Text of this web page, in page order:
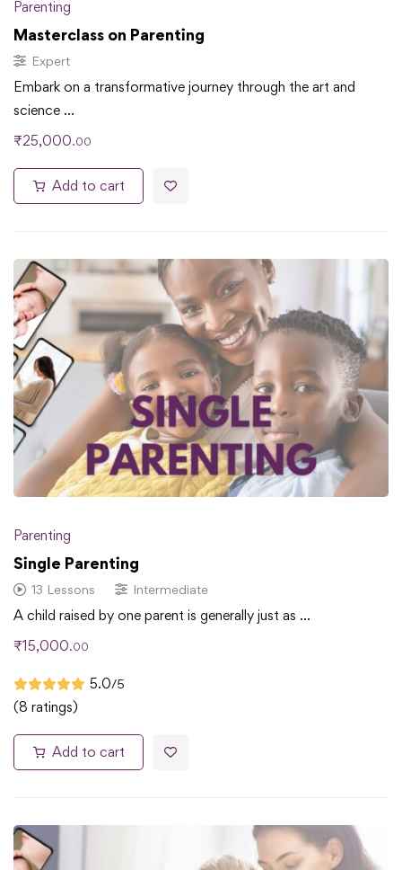
Parenting
Masterclass on Parenting
Expert
Embark on a transformative journey through the art and
science …
₹25,000.00
Add to cart
Parenting
Single Parenting
13 Lessons Intermediate
A child raised by one parent is generally just as …
₹15,000.00
5.0/5
(8 ratings)
Add to cart